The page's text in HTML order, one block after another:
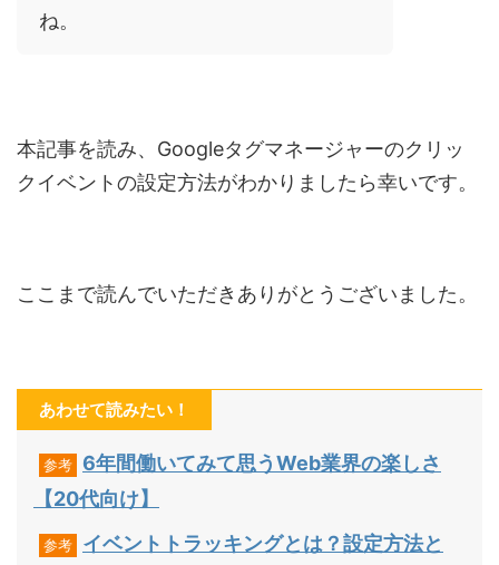
ね。
本記事を読み、Googleタグマネージャーのクリッ
クイベントの設定方法がわかりましたら幸いです。
ここまで読んでいただきありがとうございました。
あわせて読みたい！
参考
6年間働いてみて思うWeb業界の楽しさ
【20代向け】
参考
イベントトラッキングとは？設定方法と